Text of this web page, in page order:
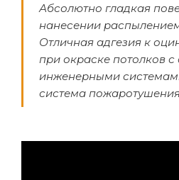
Абсолютно гладкая
нанесении
Отличная адгезия к
при окраске потолков
инженерными
система